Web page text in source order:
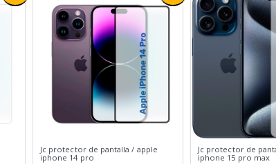
Jc protector de pantalla / apple
iphone 14 pro
Jc protector de
iphone 15 pro max